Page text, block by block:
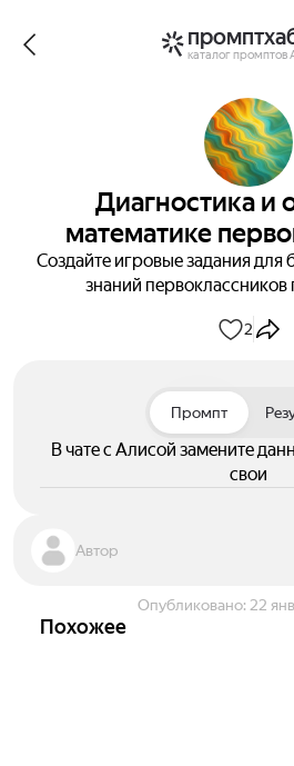
каталог промптов
Диагностика и
математике
Создайте игровые задания для
знаний первоклассников
2
Промпт
В чате с Алисой замените
свои
Автор
Опубликовано: 22
Похожее